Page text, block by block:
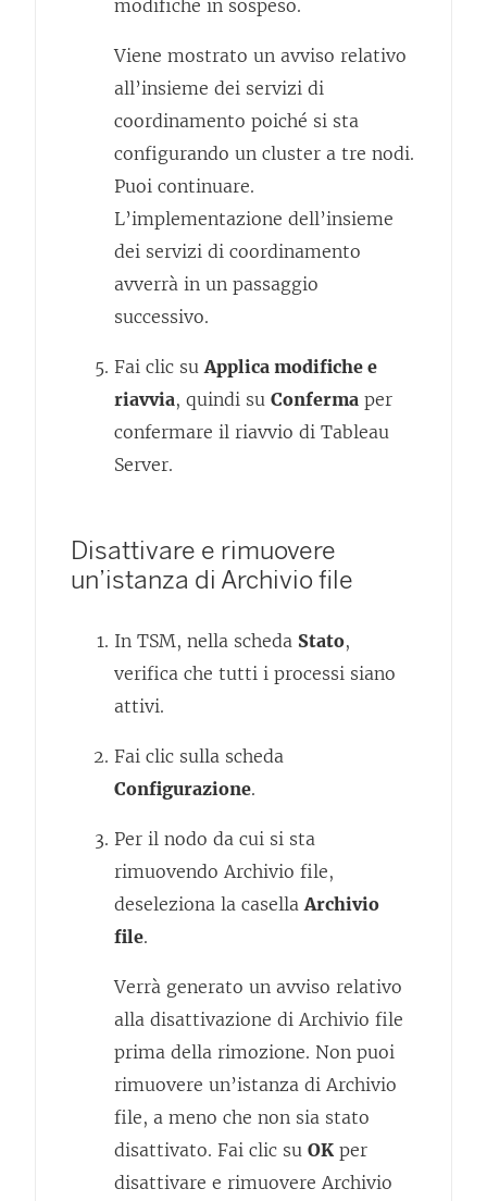
modifiche in sospeso.
Viene mostrato un avviso relativo
all’insieme dei servizi di
coordinamento poiché si sta
configurando un cluster a tre nodi.
Puoi continuare.
L’implementazione dell’insieme
dei servizi di coordinamento
avverrà in un passaggio
successivo.
Fai clic suApplica modifiche e
riavvia, quindi su Conferma per
confermare il riavvio di Tableau
Server.
Disattivare e rimuovere
un’istanza di Archivio file
In TSM, nella scheda Stato,
verifica che tutti i processi siano
attivi.
Fai clic sulla scheda
Configurazione.
Per il nodo da cui si sta
rimuovendo Archivio file,
deseleziona la casellaArchivio
file.
Verrà generato un avviso relativo
alla disattivazione di Archivio file
prima della rimozione. Non puoi
rimuovere un’istanza di Archivio
file, a meno che non sia stato
disattivato. Fai clic su OK per
disattivare e rimuovere Archivio